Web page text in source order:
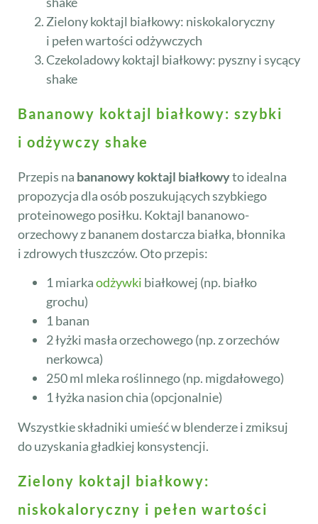
Zielony koktajl białkowy: niskokaloryczny
i pełen wartości odżywczych
Czekoladowy koktajl białkowy: pyszny i sycący
shake
Bananowy koktajl białkowy: szybki
i odżywczy shake
Przepis na bananowy koktajl białkowyto idealna
propozycja dla osób poszukujących szybkiego
proteinowego posiłku. Koktajl bananowo-
orzechowy z bananem dostarcza białka, błonnika
i zdrowych tłuszczów. Oto przepis:
1 miarkaodżywki białkowej (np. białko
grochu)
1 banan
2 łyżki masła orzechowego (np. z orzechów
nerkowca)
250 ml mleka roślinnego (np. migdałowego)
1 łyżka nasion chia (opcjonalnie)
Wszystkie składniki umieść w blenderze i zmiksuj
do uzyskania gładkiej konsystencji.
Zielony koktajl białkowy:
niskokaloryczny i pełen wartości